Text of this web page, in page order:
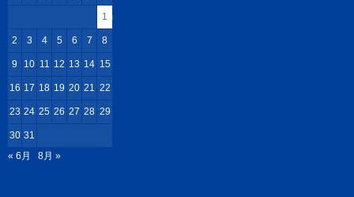
1
2 3 4 5 6 7 8
9 10 11 12 13 14 15
16 17 18 19 20 21 22
23 24 25 26 27 28 29
30 31
« 6月
8月 »